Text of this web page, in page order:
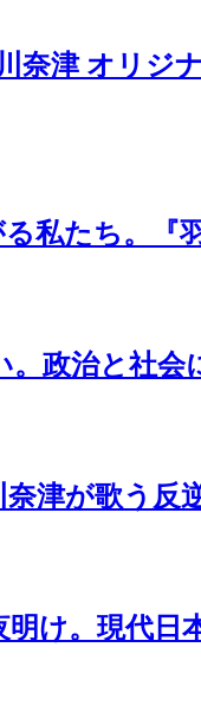
奈津 オリジ
私たち。『
政治と社会
津が歌う反
け。現代